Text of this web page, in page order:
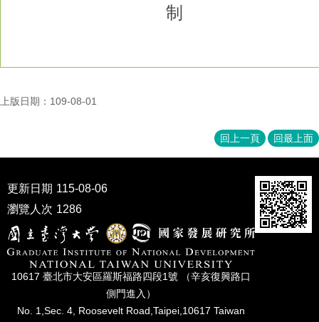
制
上版日期：109-08-01
回上一頁 回最上面
更新日期 115-08-06
瀏覽人次 1286
10617 臺北市⼤安區羅斯福路四段1號 （辛亥復興路⼝
側⾨進入）
No. 1,Sec. 4, Roosevelt Road,Taipei,10617 Taiwan